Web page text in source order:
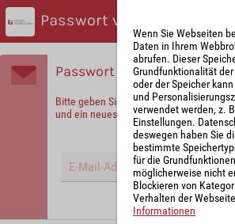
Passwort vergessen?
Passwort vergessen?
Bitte geben Sie Ihre E-Mail-Adresse ein,
und ein neues Passwort zu erhalten!
Hinweis: Mit (*)
Wenn Sie Webseiten
Daten in Ihrem
abrufen. Dieser
Grundfunktionalität
oder der Speicher
und
verwendet werden, z.
Einstellungen.
deswegen haben Sie
bestimmte
für die
möglicherweise nicht
Blockieren von
Verhalten der
Informationen